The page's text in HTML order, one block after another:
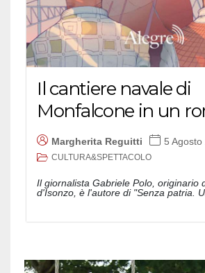
Il cantiere navale di
Monfalcone in un
Margherita Reguitti 5 Agosto
CULTURA&SPETTACOLO
Il giornalista Gabriele Polo, originario
d'Isonzo, è l'autore di "Senza patria.